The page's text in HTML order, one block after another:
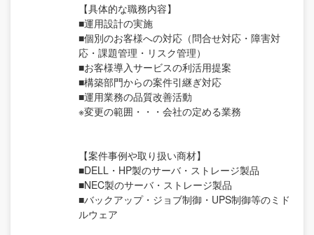
【具体的な職務内容】
■運用設計の実施
■個別のお客様への対応（問合せ対応・障害対
応・課題管理・リスク管理）
■お客様導入サービスの利活用提案
■構築部門からの案件引継ぎ対応
■運用業務の品質改善活動
※変更の範囲・・・会社の定める業務
【案件事例や取り扱い商材】
■DELL・HP製のサーバ・ストレージ製品
■NEC製のサーバ・ストレージ製品
■バックアップ・ジョブ制御・UPS制御等のミド
ルウェア